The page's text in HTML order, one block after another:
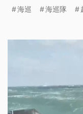
海巡 海巡隊